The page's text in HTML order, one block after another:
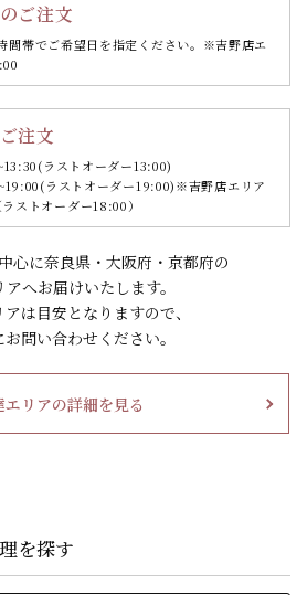
ご注文
間帯でご希望日を指定ください。 ※吉野店エ
注文
(ラストオーダー13:00)
(ラストオーダー19:00)※吉野店エリア
ストオーダー18:00）
心に奈良県・大阪府・京都府の
へお届けいたします。
は目安となりますので、
問い合わせください。
エリアの詳細を見る
を探す